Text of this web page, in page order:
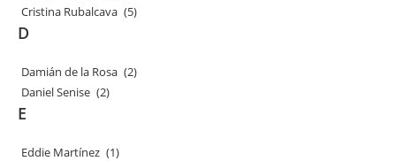
Cristina Rubalcava (5)
D
Damián de la Rosa (2)
Daniel Senise (2)
E
Eddie Martínez (1)